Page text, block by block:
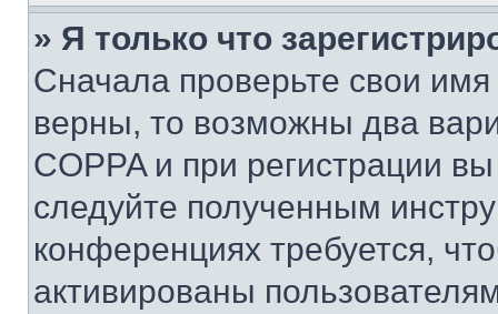
» Я только что
Сначала проверьте свои
верны, то возможны два
COPPA и при регистрации
следуйте полученным
конференциях требуется,
активированы